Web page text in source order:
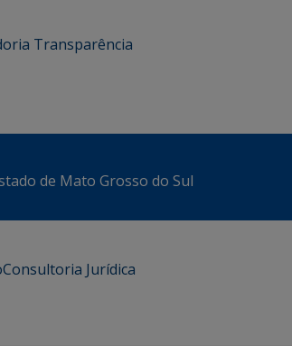
Transparência
de Mato Grosso do Sul
Consultoria Jurídica